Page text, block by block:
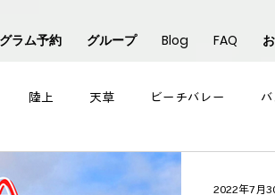
ラム予約 グループ Blog FAQ
陸上 天草 ビーチバレー
2022年7月